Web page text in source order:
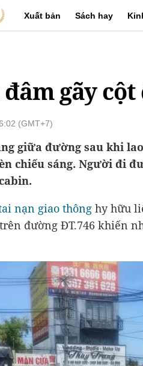
Xuất bản Sách hay
gãy cột
(GMT+7)
giữa đường sau khi
chiếu sáng. Người đi
nạn giao thông hy hữu
đường ĐT.746 khiến